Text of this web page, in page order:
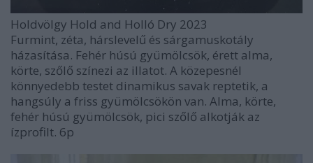
Holdvölgy Hold and Holló Dry 2023
Furmint, zéta, hárslevelű és sárgamuskotály
házasítása. Fehér húsú gyümölcsök, érett alma,
körte, szőlő színezi az illatot. A közepesnél
könnyedebb testet dinamikus savak reptetik, a
hangsúly a friss gyümölcsökön van. Alma, körte,
fehér húsú gyümölcsök, pici szőlő alkotják az
ízprofilt. 6p